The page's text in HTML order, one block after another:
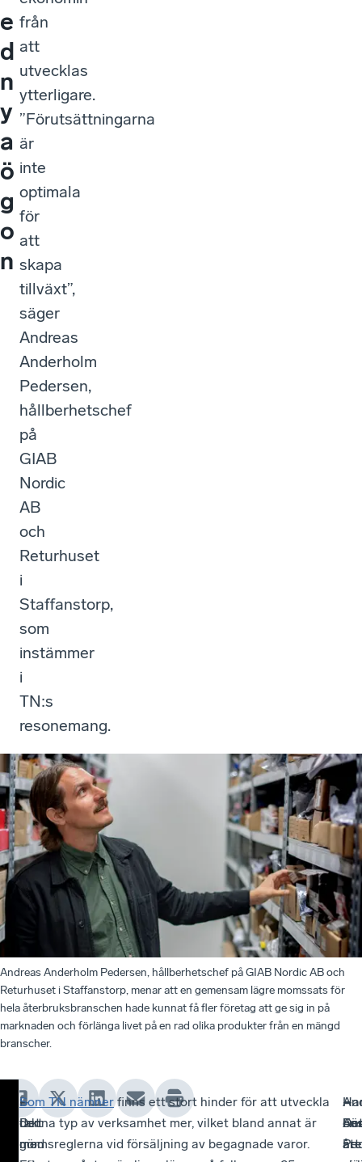
e
d
n
y
a
ö
g
o
n
från
att
utvecklas
ytterligare.
”Förutsättningarna
är
inte
optimala
för
att
skapa
tillväxt”,
säger
Andreas
Anderholm
Pedersen,
hållberhetschef
på
GIAB
Nordic
AB
och
Returhuset
i
Staffanstorp,
som
instämmer
i
TN:s
resonemang.
Andreas Anderholm Pedersen, hållberhetschef på GIAB Nordic AB och
Returhuset i Staffanstorp, menar att en gemensam lägre momssats för
hela återbruksbranschen hade kunnat få fler företag att ge sig in på
marknaden och förlänga livet på en rad olika produkter från en mängd
branscher.
I
takt
med
–
Det
gör
Som TN nämnerfinns ett stort hinder för att utveckla
denna typ av verksamhet mer, vilket bland annat är
momsreglerna vid försäljning av begagnade varor.
–
är
–
att